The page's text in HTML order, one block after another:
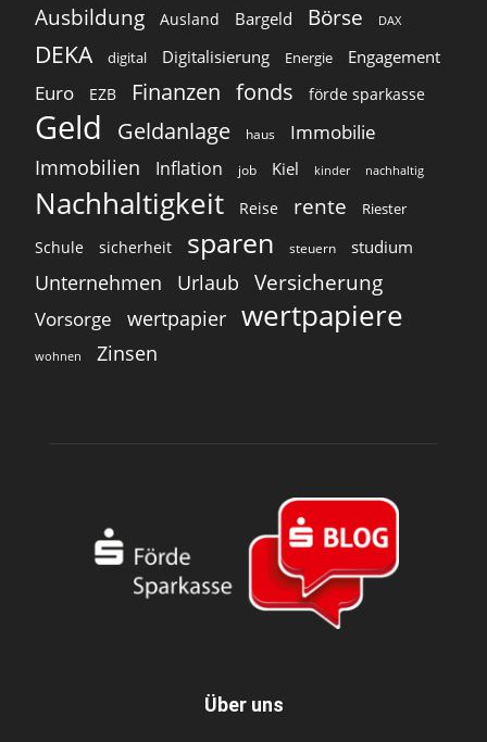
Ausbildung Ausland Bargeld Börse DAX
DEKA digital Digitalisierung Energie Engagement
Euro EZB Finanzen fonds förde sparkasse
Geld Geldanlage haus Immobilie
Immobilien Inflation job Kiel kinder nachhaltig
Nachhaltigkeit Reise rente Riester
Schule sicherheit sparen steuern studium
Unternehmen Urlaub Versicherung
Vorsorge wertpapier wertpapiere
wohnen Zinsen
Über uns